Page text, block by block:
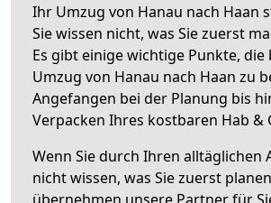
Ihr Umzug von Hanau nach Haan
Sie wissen nicht, was Sie zuerst
Es gibt einige wichtige Punkte, die
Umzug von Hanau nach Haan zu
Angefangen bei der Planung bis
Verpacken Ihres kostbaren Hab &
Wenn Sie durch Ihren alltäglichen
nicht wissen, was Sie zuerst